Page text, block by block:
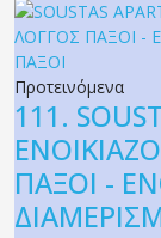
Προτεινόμενα
111.
ΠΑΞΟΙ -